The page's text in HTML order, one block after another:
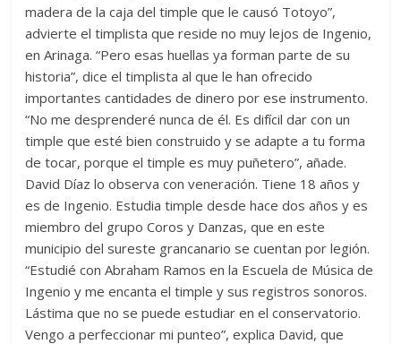
madera de la caja del timple que le causó Totoyo”,
advierte el timplista que reside no muy lejos de Ingenio,
en Arinaga. “Pero esas huellas ya forman parte de su
historia”, dice el timplista al que le han ofrecido
importantes cantidades de dinero por ese instrumento.
“No me desprenderé nunca de él. Es difícil dar con un
timple que esté bien construido y se adapte a tu forma
de tocar, porque el timple es muy puñetero”, añade.
David Díaz lo observa con veneración. Tiene 18 años y
es de Ingenio. Estudia timple desde hace dos años y es
miembro del grupo Coros y Danzas, que en este
municipio del sureste grancanario se cuentan por legión.
“Estudié con Abraham Ramos en la Escuela de Música de
Ingenio y me encanta el timple y sus registros sonoros.
Lástima que no se puede estudiar en el conservatorio.
Vengo a perfeccionar mi punteo”, explica David, que